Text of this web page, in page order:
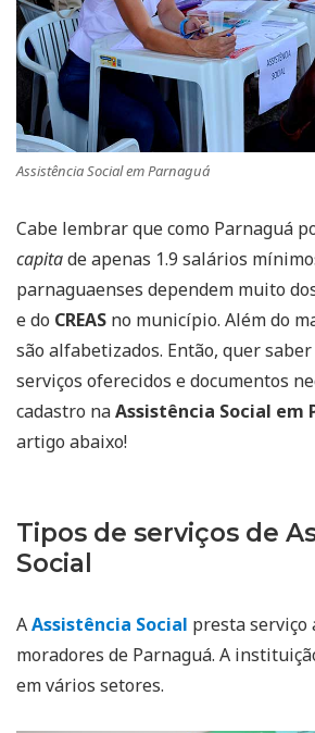
Assistência Social em Parnaguá
Cabe lembrar que como Parnaguá
capitade apenas 1.9 salários
parnaguaenses dependem muito
e do CREAS no município. Além do
são alfabetizados. Então, quer
serviços oferecidos e documentos
cadastro naAssistência Social em
artigo abaixo!
Tipos de serviços de
Social
AAssistência Social presta serviço
moradores de Parnaguá. A
em vários setores.